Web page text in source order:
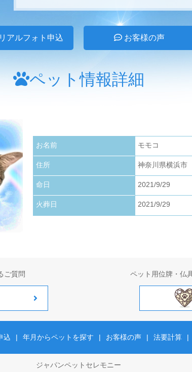
お写真アップロードいたしました。
お写真アップロードいたしました。
2026.01.22
お写真アップロードいたしました。
2026.01.01
アルフォト申込 お客様の声
ペット情報詳細
お名前 モモコ
住所 神奈川県横浜市
命日 2021/9/29
火葬日 2021/9/29
ご質問 ペット用位牌・仏
込 | 年月からペットを探す | お客様の声 | 法要計算 |
ジャパンペットセレモニー